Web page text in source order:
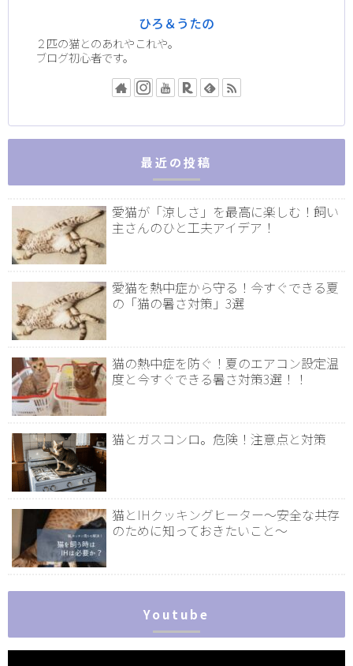
ひろ＆うたの
２匹の猫とのあれやこれや。
ブログ初心者です。
最近の投稿
愛猫が「涼しさ」を最高に楽しむ！飼い
主さんのひと工夫アイデア！
愛猫を熱中症から守る！今すぐできる夏
の「猫の暑さ対策」3選
猫の熱中症を防ぐ！夏のエアコン設定温
度と今すぐできる暑さ対策3選！！
猫とガスコンロ。危険！注意点と対策
猫とIHクッキングヒーター～安全な共存
のために知っておきたいこと～
Youtube